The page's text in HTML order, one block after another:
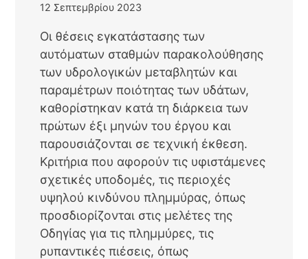
12 Σεπτεμβρίου 2023
Οι θέσεις εγκατάστασης των
αυτόματων σταθμών παρακολούθησης
των υδρολογικών μεταβλητών και
παραμέτρων ποιότητας των υδάτων,
καθορίστηκαν κατά τη διάρκεια των
πρώτων έξι μηνών του έργου και
παρουσιάζονται σε τεχνική έκθεση.
Κριτήρια που αφορούν τις υφιστάμενες
σχετικές υποδομές, τις περιοχές
υψηλού κινδύνου πλημμύρας, όπως
προσδιορίζονται στις μελέτες της
Οδηγίας για τις πλημμύρες, τις
ρυπαντικές πιέσεις, όπως